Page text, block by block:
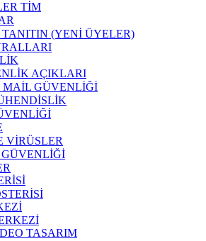
TİM
(YENİ ÜYELER)
AÇIKLARI
GÜVENLİĞİ
VİRÜSLER
TASARIM